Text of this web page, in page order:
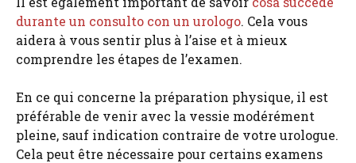
durante un consulto con un urologo. Cela vous
aidera à vous sentir plus à l’aise et à mieux
comprendre les étapes de l’examen.
En ce qui concerne la préparation physique, il est
préférable de venir avec la vessie modérément
pleine, sauf indication contraire de votre urologue.
Cela peut être nécessaire pour certains examens